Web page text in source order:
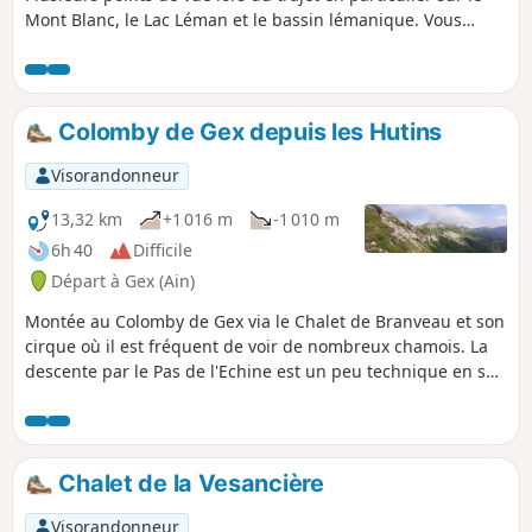
Mont Blanc, le Lac Léman et le bassin lémanique. Vous
peut voir aussi un petit cours d'eau, la Crotte.
Colomby de Gex depuis les Hutins
Visorandonneur
13,32 km
+1 016 m
-1 010 m
6h 40
Difficile
Départ à Gex (Ain)
Montée au Colomby de Gex via le Chalet de Branveau et son
cirque où il est fréquent de voir de nombreux chamois. La
descente par le Pas de l'Echine est un peu technique en son
en favorisant un sentier plutôt que le chemin Neuf un peu
lassant. Randonnée en boucle qui offre de jolis panoramas
sur le bassin lémanique et la chaîne du Haut-Jura.
Chalet de la Vesancière
Visorandonneur